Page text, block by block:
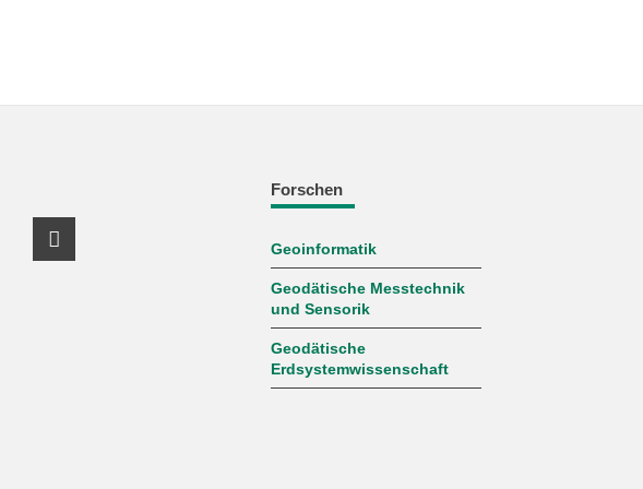
Forschen
Geoinformatik
Geodätische Messtechnik
und Sensorik
Geodätische
Erdsystemwissenschaft
Facebook Profil